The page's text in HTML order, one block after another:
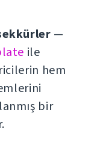
—
ile
hem
bir